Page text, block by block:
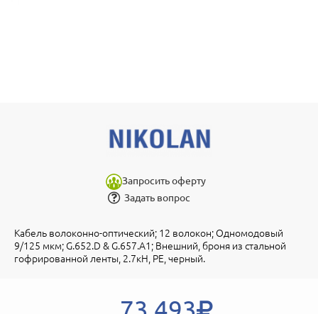
Запросить оферту
Задать вопрос
Кабель волоконно-оптический; 12 волокон; Одномодовый
9/125 мкм; G.652.D & G.657.A1; Внешний, броня из стальной
гофрированной ленты, 2.7кН, PE, черный.